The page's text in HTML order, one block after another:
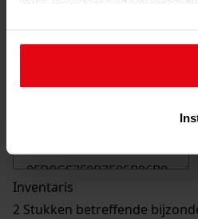
duurzaam webadres
Inventaris
2 Stukken betreffende